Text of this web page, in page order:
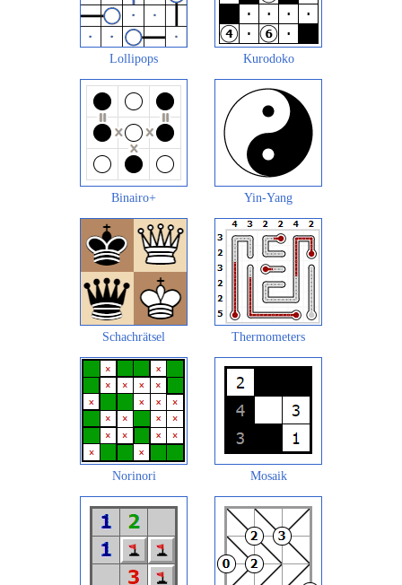
Lollipops Kurodoko
Binairo+ Yin-Yang
Schachrätsel Thermometers
Norinori Mosaik